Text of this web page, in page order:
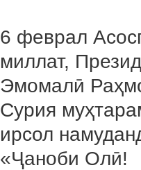
6 феврал
миллат,
Эмомалӣ
Сурия
ирсол
«Ҷаноби Олӣ!